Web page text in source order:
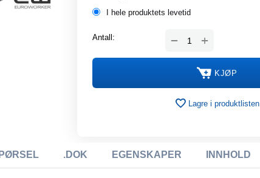
I hele produktets levetid
Antall: +
−
KJØP
Lagre i produktlisten
.DOK EGENSKAPER INNHOLD